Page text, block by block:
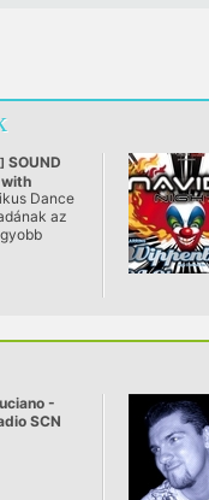
SOUND
with
(DE)
Dance
az
-
SCN